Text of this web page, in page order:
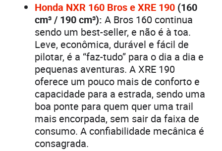
Honda NXR 160 Bros e XRE 190 (160
cm³ / 190 cm³): A Bros 160 continua
sendo um best-seller, e não é à toa.
Leve, econômica, durável e fácil de
pilotar, é a “faz-tudo” para o dia a dia e
pequenas aventuras. A XRE 190
oferece um pouco mais de conforto e
capacidade para a estrada, sendo uma
boa ponte para quem quer uma trail
mais encorpada, sem sair da faixa de
consumo. A confiabilidade mecânica é
consagrada.